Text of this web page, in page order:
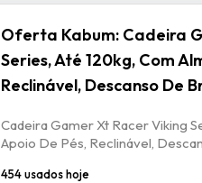
Oferta Kabum: Cadeira
Series, Até 120kg, Com
Reclinável, Descanso De
Cadeira Gamer Xt Racer Viking
Apoio De Pés, Reclinável,
454 usados hoje